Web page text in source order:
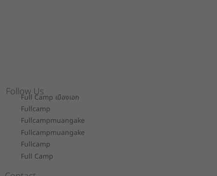
Follow Us
Full Camp เมืองเอก
Fullcamp
Fullcampmuangake
Fullcampmuangake
Fullcamp
Full Camp